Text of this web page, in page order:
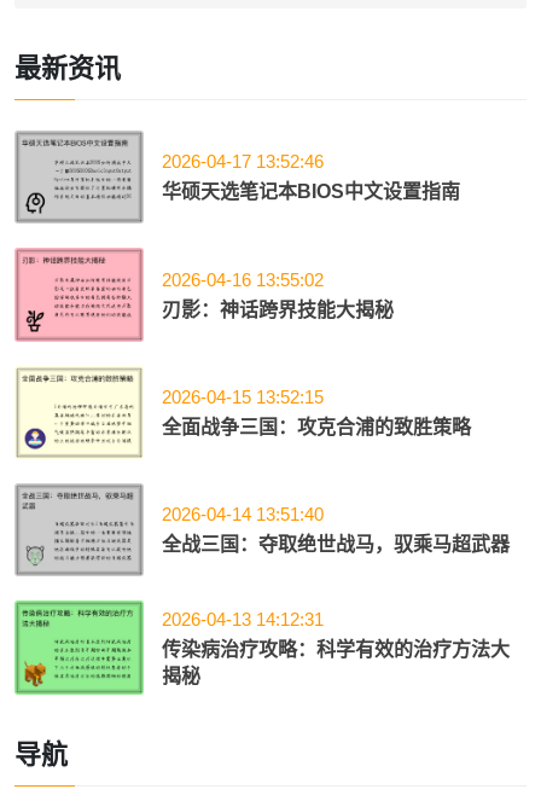
最新资讯
2026-04-17 13:52:46
华硕天选笔记本BIOS中文设置指南
2026-04-16 13:55:02
刃影：神话跨界技能大揭秘
2026-04-15 13:52:15
全面战争三国：攻克合浦的致胜策略
2026-04-14 13:51:40
全战三国：夺取绝世战马，驭乘马超武器
2026-04-13 14:12:31
传染病治疗攻略：科学有效的治疗方法大
揭秘
导航